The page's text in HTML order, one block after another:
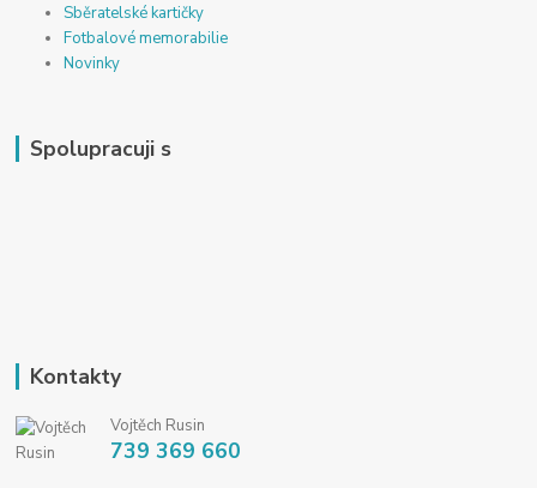
Sběratelské kartičky
Fotbalové memorabilie
Novinky
Spolupracuji s
Kontakty
Vojtěch Rusin
739 369 660